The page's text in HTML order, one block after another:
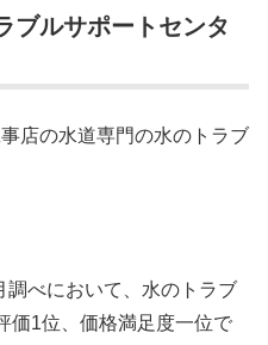
ブルサポートセンタ
店の水道専門の水のトラブ
べにおいて、水のトラブ
価1位、価格満足度一位で